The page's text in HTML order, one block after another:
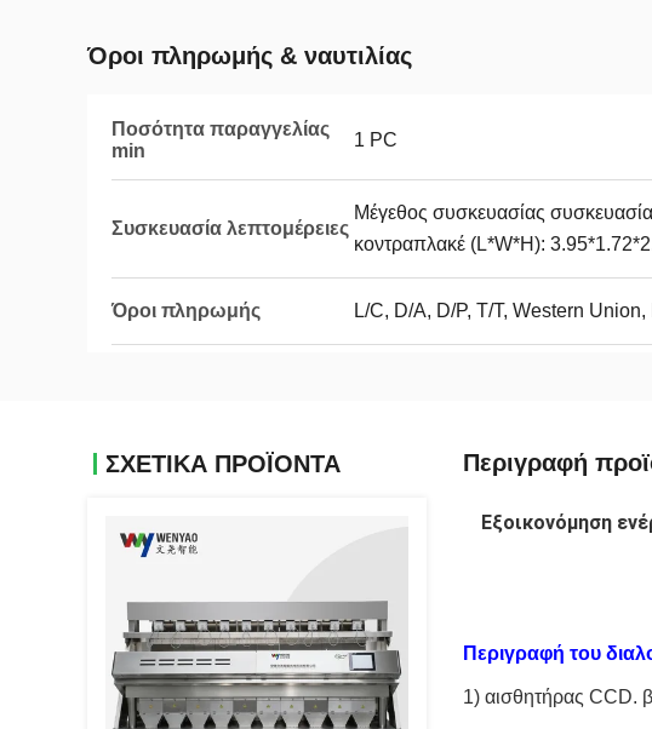
Όροι πληρωμής & ναυτιλίας
Ποσότητα παραγγελίας
min
1 PC
Συσκευασία λεπτομέρειες
Μέγεθος συσκευασίας
κοντραπλακέ (L*W*H):
Όροι πληρωμής L/C, D/A, D/P, T/T, Western
ΣΧΕΤΙΚΑ ΠΡΟΪΟΝΤΑ Περιγραφή
Εξοικονόμηση
Περιγραφή του
1) αισθητήρας CCD.